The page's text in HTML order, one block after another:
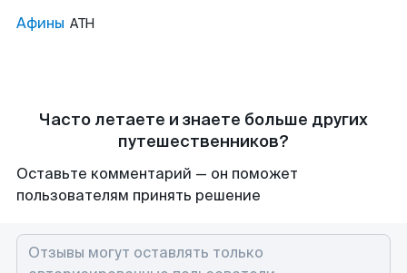
Афины ATH
Часто летаете и знаете больше других
путешественников?
Оставьте комментарий — он поможет
пользователям принять решение